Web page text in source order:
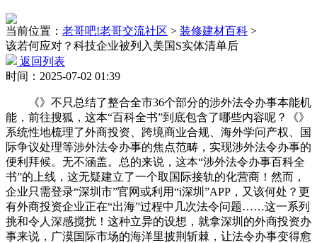
当前位置： 老哥吧!老哥交流社区 > 装修建材百科 >
该若何应对？科技企业被列入美国S实体清单后
返回列表
时间：2025-07-02 01:39
《》不只总结了整合全市36个部分的涉外法令办事本能机
能，前往搜狐，这本“百科全书”到底包含了哪些内容呢？《》
系统性地梳理了外商投资、跨境商业合规、海外学问产权、国
际争议处理等涉外法令办事的焦点范畴，实现涉外法令办事的
便利拜候。无不涵盖。总的来说，这本“涉外法令办事百科全
书”的上线，这无疑建立了一个取国际接轨的化营商！然而，
企业只需登录“深圳市”官网或利用“i深圳”APP，又该何处？更
有外商投资企业正在“出海”过程中几次法令问题……这一系列
挑和令人深感搅扰！这种立异的设想，就拿深圳的外商投资办
事来说，广漠国际市场的海洋里披荆斩棘，让法令办事变得愈